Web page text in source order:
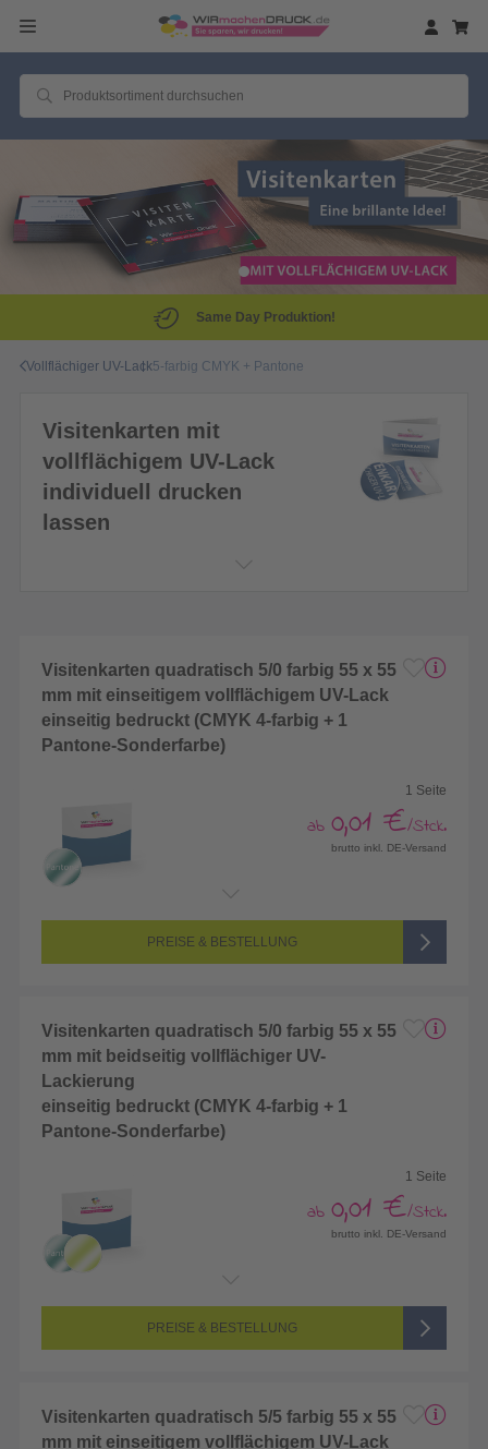
Same Day Produktion!
Vollflächiger UV-Lack5-farbig CMYK + Pantone
Visitenkarten mit
vollflächigem UV-Lack
individuell drucken
lassen
Visitenkarten quadratisch 5/0 farbig 55 x 55
mm mit einseitigem vollflächigem UV-Lack
einseitig bedruckt (CMYK 4-farbig + 1
Pantone-Sonderfarbe)
1 Seite
ab 0,01 €/Stck.
brutto inkl. DE-Versand
Seitenanzahl: 1-seitig (Vorderseite bedruckt, Rückseite unbedruckt)
5/0-farbig (vollfarbig bedruckt + 1 Sonderfarbe)
PREISE & BESTELLUNG
Visitenkarten quadratisch 5/0 farbig 55 x 55
mm mit beidseitig vollflächiger UV-
Lackierung
einseitig bedruckt (CMYK 4-farbig + 1
Pantone-Sonderfarbe)
1 Seite
ab 0,01 €/Stck.
brutto inkl. DE-Versand
Seitenanzahl: 1-seitig (Vorderseite bedruckt, Rückseite unbedruckt)
5/0-farbig (vollfarbig bedruckt + 1 Sonderfarbe)
PREISE & BESTELLUNG
Visitenkarten quadratisch 5/5 farbig 55 x 55
mm mit einseitigem vollflächigem UV-Lack